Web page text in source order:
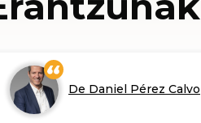
De Daniel Pérez Calvo